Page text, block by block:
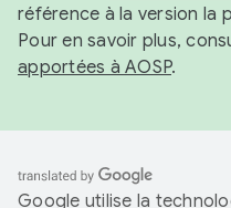
référence à la version la
Pour en savoir plus,
apportées à AOSP.
Google utilise la